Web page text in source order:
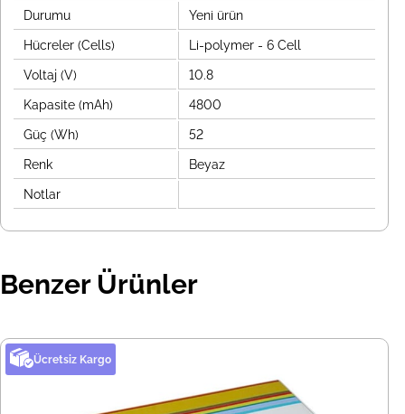
Durumu Yeni ürün
Hücreler (Cells) Li-polymer - 6 Cell
Voltaj (V) 10.8
Kapasite (mAh) 4800
Güç (Wh) 52
Renk Beyaz
Notlar
Benzer Ürünler
Ücretsiz Kargo